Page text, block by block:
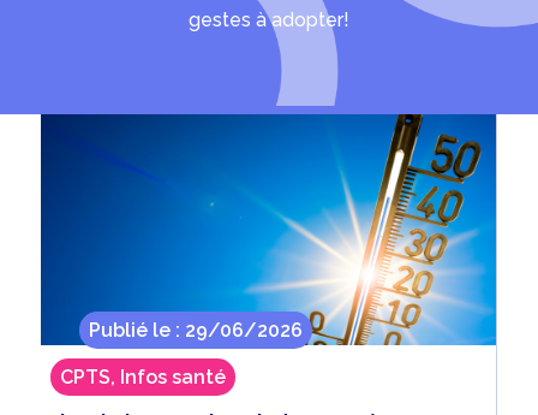
gestes à adopter!
29/06/2026
CPTS, Infos santé